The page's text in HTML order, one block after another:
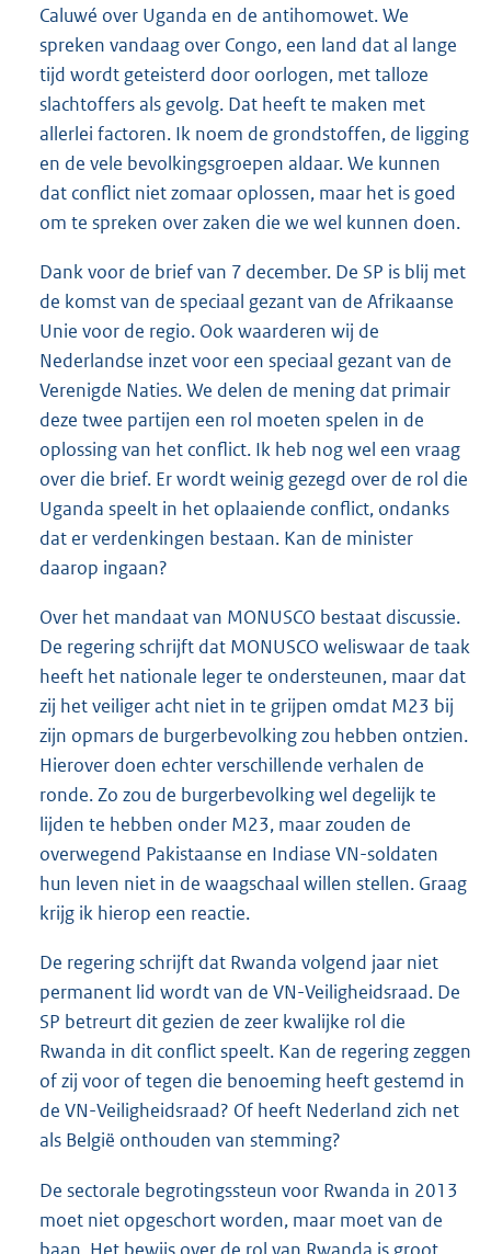
Caluwé over Uganda en de antihomowet. We
spreken vandaag over Congo, een land dat al lange
tijd wordt geteisterd door oorlogen, met talloze
slachtoffers als gevolg. Dat heeft te maken met
allerlei factoren. Ik noem de grondstoffen, de ligging
en de vele bevolkingsgroepen aldaar. We kunnen
dat conflict niet zomaar oplossen, maar het is goed
om te spreken over zaken die we wel kunnen doen.
Dank voor de brief van 7 december. De SP is blij met
de komst van de speciaal gezant van de Afrikaanse
Unie voor de regio. Ook waarderen wij de
Nederlandse inzet voor een speciaal gezant van de
Verenigde Naties. We delen de mening dat primair
deze twee partijen een rol moeten spelen in de
oplossing van het conflict. Ik heb nog wel een vraag
over die brief. Er wordt weinig gezegd over de rol die
Uganda speelt in het oplaaiende conflict, ondanks
dat er verdenkingen bestaan. Kan de minister
daarop ingaan?
Over het mandaat van MONUSCO bestaat discussie.
De regering schrijft dat MONUSCO weliswaar de taak
heeft het nationale leger te ondersteunen, maar dat
zij het veiliger acht niet in te grijpen omdat M23 bij
zijn opmars de burgerbevolking zou hebben ontzien.
Hierover doen echter verschillende verhalen de
ronde. Zo zou de burgerbevolking wel degelijk te
lijden te hebben onder M23, maar zouden de
overwegend Pakistaanse en Indiase VN-soldaten
hun leven niet in de waagschaal willen stellen. Graag
krijg ik hierop een reactie.
De regering schrijft dat Rwanda volgend jaar niet
permanent lid wordt van de VN-Veiligheidsraad. De
SP betreurt dit gezien de zeer kwalijke rol die
Rwanda in dit conflict speelt. Kan de regering zeggen
of zij voor of tegen die benoeming heeft gestemd in
de VN-Veiligheidsraad? Of heeft Nederland zich net
als België onthouden van stemming?
De sectorale begrotingssteun voor Rwanda in 2013
moet niet opgeschort worden, maar moet van de
baan. Het bewijs over de rol van Rwanda is groot.